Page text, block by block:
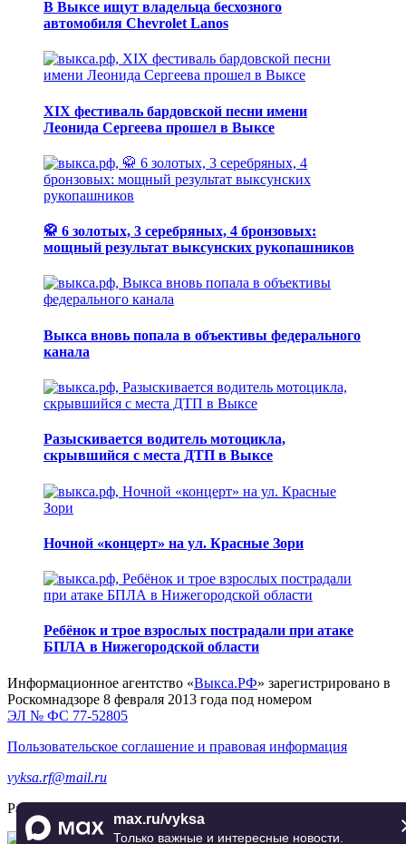
В Выксе ищут владельца бесхозного
автомобиля Chevrolet Lanos
XIX фестиваль бардовской песни имени
Леонида Сергеева прошел в Выксе
🥋 6 золотых, 3 серебряных, 4 бронзовых:
мощный результат выксунских рукопашников
Выкса вновь попала в объективы федерального
канала
Разыскивается водитель мотоцикла,
скрывшийся с места ДТП в Выксе
Ночной «концерт» на ул. Красные Зори
Ребёнок и трое взрослых пострадали при атаке
БПЛА в Нижегородской области
max.ru/vyksa
Только важные и интересные новости.
Информационное агентство «Выкса.РФ» зарегистрировано в
Роскомнадзоре 8 февраля 2013 года под номером
ЭЛ № ФС 77-52805
Пользовательское соглашение и правовая информация
vyksa.rf@mail.ru
Разработка и продвижение —